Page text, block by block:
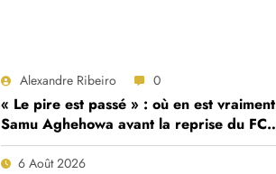
Alexandre Ribeiro 0
« Le pire est passé » : où en est vraiment
Samu Aghehowa avant la reprise du FC
Porto ?
6 Août 2026